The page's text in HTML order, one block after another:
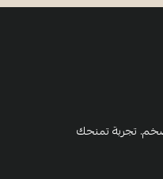
تجربة تمنحك